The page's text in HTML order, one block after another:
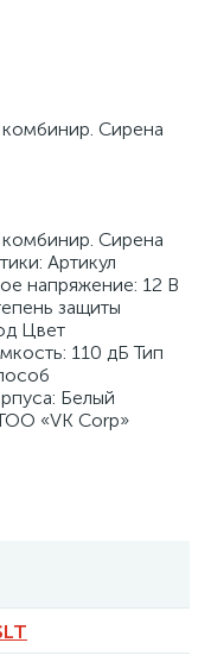
Сирена
Сирена
Артикул
напряжение: 12 В
защиты
Цвет
110 дБ Тип
Белый
«VK Corp»